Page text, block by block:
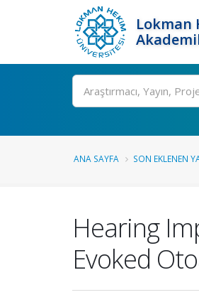
Lokman
Ara
ANA SAYFA SON EKLENEN
Hearing
Evoked